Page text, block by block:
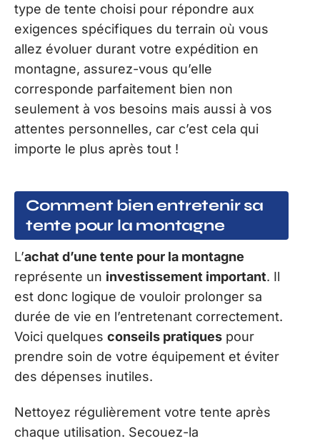
type de tente choisi pour répondre aux
exigences spécifiques du terrain où vous
allez évoluer durant votre expédition en
montagne, assurez-vous qu’elle
corresponde parfaitement bien non
seulement à vos besoins mais aussi à vos
attentes personnelles, car c’est cela qui
importe le plus après tout !
Comment bien entretenir sa
tente pour la montagne
L’achat d’une tente pour la montagne
représente un investissement important. Il
est donc logique de vouloir prolonger sa
durée de vie en l’entretenant correctement.
Voici quelques conseils pratiques pour
prendre soin de votre équipement et éviter
des dépenses inutiles.
Nettoyez régulièrement votre tente après
chaque utilisation. Secouez-la